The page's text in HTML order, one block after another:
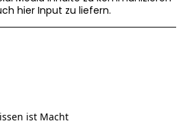
hier Input zu liefern.
ist Macht